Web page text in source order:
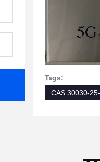
Tags:
CAS 30030-